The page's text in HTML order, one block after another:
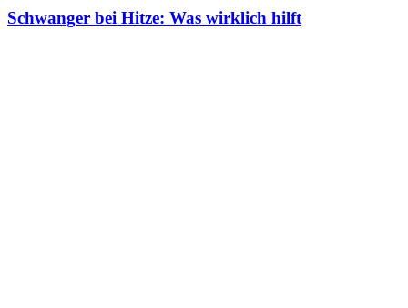
Schwanger bei Hitze: Was wirklich hilft